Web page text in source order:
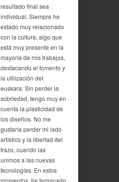
resultado final sea
individual. Siempre he
estado muy relacionado
con la cultura, algo que
está muy presente en la
mayoría de mis trabajos,
destacando el fomento y
la utilización del
euskara. Sin perder la
sobriedad, tengo muy en
cuenta la plasticidad de
los diseños. No me
gustaría perder mi lado
artístico y la libertad del
trazo, cuando las
unimos a las nuevas
tecnologías. En estos
momentos, he terminado